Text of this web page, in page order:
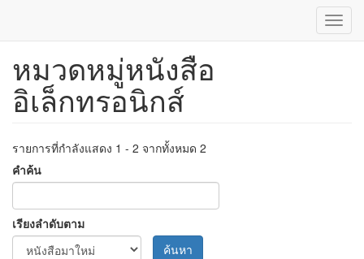
ข้าม
เนื้อหา
หมวดหมู่หนังสือ
อิเล็กทรอนิกส์
รายการที่กำลังแสดง 1 - 2 จากทั้งหมด 2
คำค้น
เรียงลำดับตาม
ค้นหา